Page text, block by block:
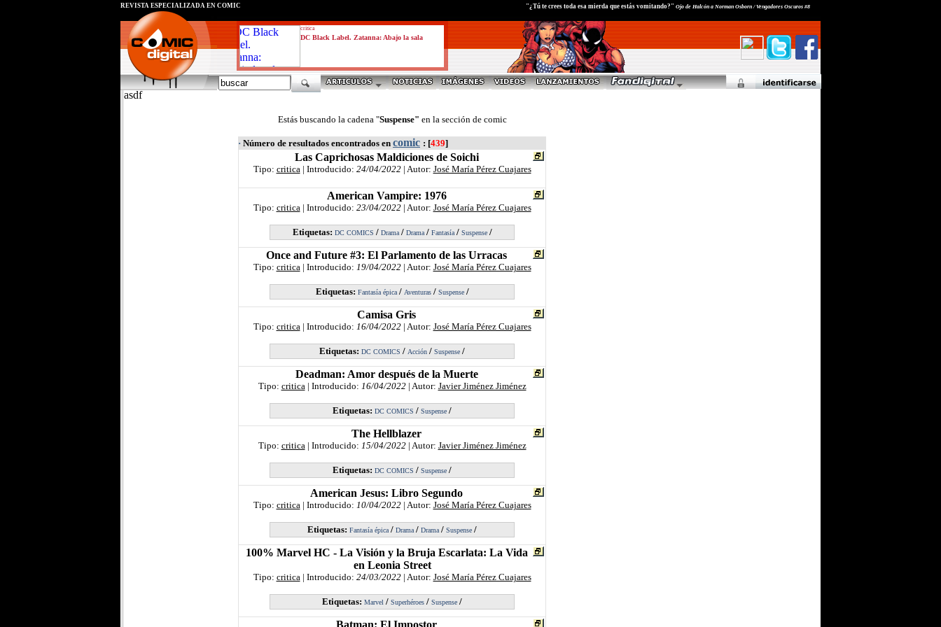
critica
DC Black Label. Zatanna: Abajo la sala
REVISTA ESPECIALIZADA EN CÓMIC "¿Tú te crees toda esa mierda que estás vomitando?" Ojo de Halcón a Norman Osborn / Vengadores Oscuros #8
asdf
Estás buscando la cadena "Suspense" en la sección de comic
· Número de resultados encontrados en comic : [439]
Las Caprichosas Maldiciones de Soichi
Tipo: critica| Introducido: 24/04/2022| Autor: José María Pérez Cuajares
American Vampire: 1976
Tipo: critica| Introducido: 23/04/2022| Autor: José María Pérez Cuajares
Etiquetas: DC COMICS / Drama/ Drama/ Fantasía/ Suspense/
Once and Future #3: El Parlamento de las Urracas
Tipo: critica| Introducido: 19/04/2022| Autor: José María Pérez Cuajares
Etiquetas: Fantasía épica/ Aventuras/ Suspense/
Camisa Gris
Tipo: critica| Introducido: 16/04/2022| Autor: José María Pérez Cuajares
Etiquetas: DC COMICS / Acción / Suspense /
Deadman: Amor después de la Muerte
Tipo: critica| Introducido: 16/04/2022| Autor: Javier Jiménez Jiménez
Etiquetas: DC COMICS / Suspense /
The Hellblazer
Tipo: critica| Introducido: 15/04/2022| Autor: Javier Jiménez Jiménez
Etiquetas: DC COMICS / Suspense /
American Jesus: Libro Segundo
Tipo: critica| Introducido: 10/04/2022| Autor: José María Pérez Cuajares
Etiquetas: Fantasía épica / Drama / Drama / Suspense /
100% Marvel HC - La Visión y la Bruja Escarlata: La Vida
en Leonia Street
Tipo: critica| Introducido: 24/03/2022| Autor: José María Pérez Cuajares
Etiquetas: Marvel / Superhéroes / Suspense /
Batman: El Impostor